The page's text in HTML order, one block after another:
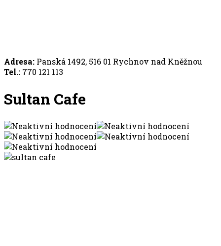
Adresa: Panská 1492, 516 01 Rychnov nad Kněžnou
Tel.: 770 121 113
Sultan Cafe